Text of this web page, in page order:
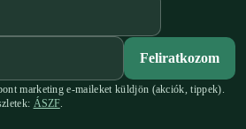
Feliratkozom
marketing e-maileket küldjön (akciók, tippek).
ÁSZF.